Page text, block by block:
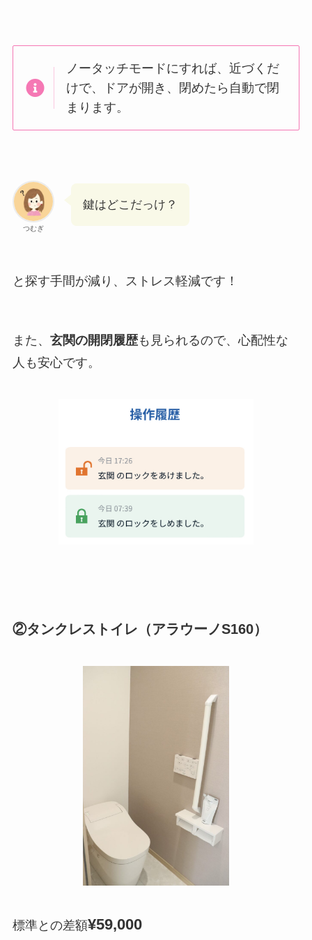
ノータッチモードにすれば、近づくだ
けで、ドアが開き、閉めたら自動で閉
まります。
つむぎ
鍵はどこだっけ？
と探す手間が減り、ストレス軽減です！
また、 玄関の開閉履歴も見られるので、心配性な
人も安心です。
②タンクレストイレ（アラウーノS160）
標準との差額¥59,000